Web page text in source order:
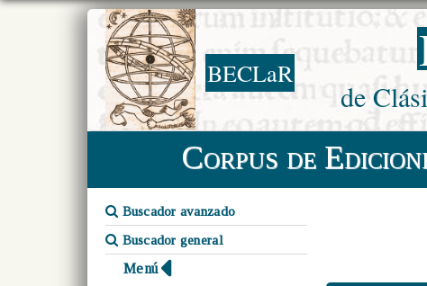
BECLaR
de
Corpus de
Buscador avanzado
Buscador general
Menú